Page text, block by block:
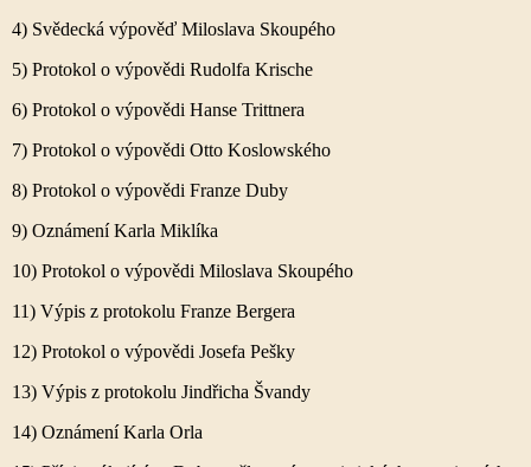
4) Svědecká výpověď Miloslava Skoupého
5) Protokol o výpovědi Rudolfa Krische
6) Protokol o výpovědi Hanse Trittnera
7) Protokol o výpovědi Otto Koslowského
8) Protokol o výpovědi Franze Duby
9) Oznámení Karla Miklíka
10) Protokol o výpovědi Miloslava Skoupého
11) Výpis z protokolu Franze Bergera
12) Protokol o výpovědi Josefa Pešky
13) Výpis z protokolu Jindřicha Švandy
14) Oznámení Karla Orla